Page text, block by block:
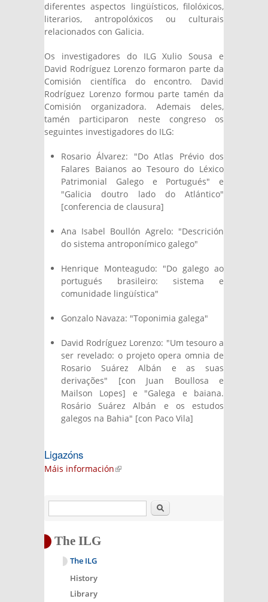
diferentes aspectos lingüísticos, filolóxicos,
literarios, antropolóxicos ou culturais
relacionados con Galicia.
Os investigadores do ILG Xulio Sousa e
David Rodríguez Lorenzo formaron parte da
Comisión científica do encontro. David
Rodríguez Lorenzo formou parte tamén da
Comisión organizadora. Ademais deles,
tamén participaron neste congreso os
seguintes investigadores do ILG:
Rosario Álvarez: "Do Atlas Prévio dos
Falares Baianos ao Tesouro do Léxico
Patrimonial Galego e Portugués" e
"Galicia doutro lado do Atlántico"
[conferencia de clausura]
Ana Isabel Boullón Agrelo: "Descrición
do sistema antroponímico galego"
Henrique Monteagudo: "Do galego ao
portugués brasileiro: sistema e
comunidade lingüística"
Gonzalo Navaza: "Toponimia galega"
David Rodríguez Lorenzo: "Um tesouro a
ser revelado: o projeto opera omnia de
Rosario Suárez Albán e as suas
derivações" [con Juan Boullosa e
Mailson Lopes] e "Galega e baiana.
Rosário Suárez Albán e os estudos
galegos na Bahia" [con Paco Vila]
Ligazóns
Máis información(link is external)
Search
The ILG
The ILG
History
Library